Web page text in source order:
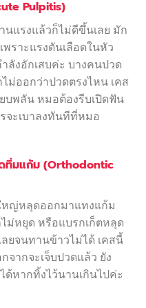
Pulpitis)
แรงแล้วก็ไม่ดีขึ้นเลย มัก
ราะแรงดันเลือดในหัว
ลังอักเสบค่ะ บางคนปวด
ม่ออกว่าปวดตรงไหน เคส
บพลัน หมอต้องรีบเปิดฟัน
จะเบาลงทันทีที่หมอ
ทิ่มแก้ม (Orthodontic
หญ่หลุดออกมาแทงแก้ม
ม่หยุด หรือแบรกเก็ตหลุด
ยจนทานข้าวไม่ได้ เคสนี้
จากจะเจ็บปวดแล้ว ยัง
หากทิ้งไว้นานเกินไปค่ะ